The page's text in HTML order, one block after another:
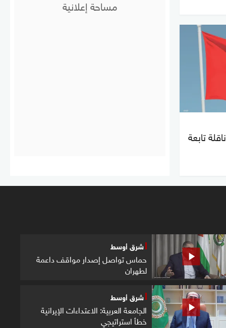
تابعة
شرق أوسط
حماس تواصل إصدار مواقف داعمة
لطهران
شرق أوسط
الجامعة العربية: الاعتداءات الإيرانية
خطأ استراتيجي